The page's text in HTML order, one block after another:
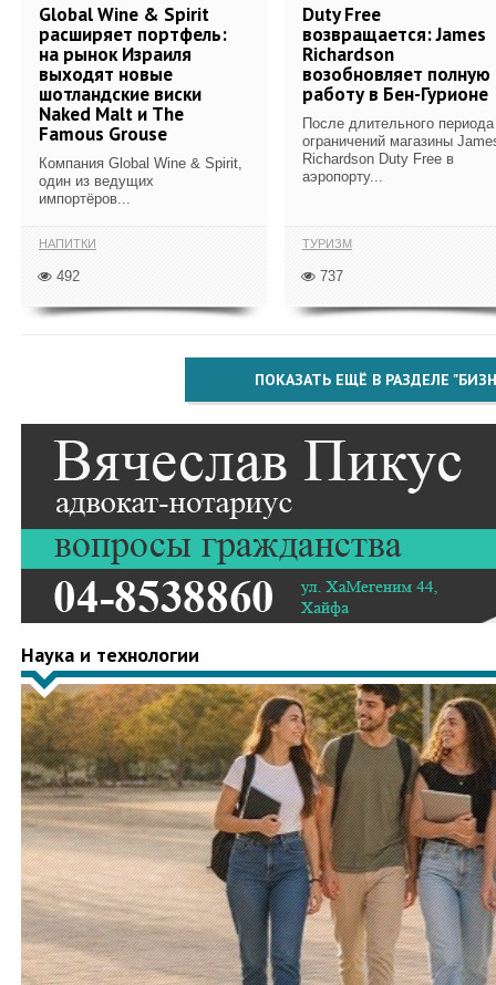
Global Wine & Spirit
расширяет портфель:
на рынок Израиля
выходят новые
шотландские виски
Naked Malt и The
Famous Grouse
Компания Global Wine & Spirit,
один из ведущих
импортёров...
НАПИТКИ
492
Duty Free
возвращается: James
Richardson
возобновляет полную
работу в Бен-Гурионе
После длительного периода
ограничений магазины
Richardson Duty Free в
аэропорту...
ТУРИЗМ
737
ПОКАЗАТЬ ЕЩЁ В РАЗДЕЛЕ
Наука и технологии